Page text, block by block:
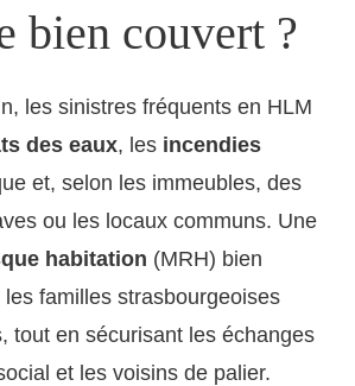
bien couvert ?
les sinistres fréquents en HLM
des eaux, les incendies
et, selon les immeubles, des
ou les locaux communs. Une
habitation (MRH) bien
familles strasbourgeoises
tout en sécurisant les échanges
et les voisins de palier.